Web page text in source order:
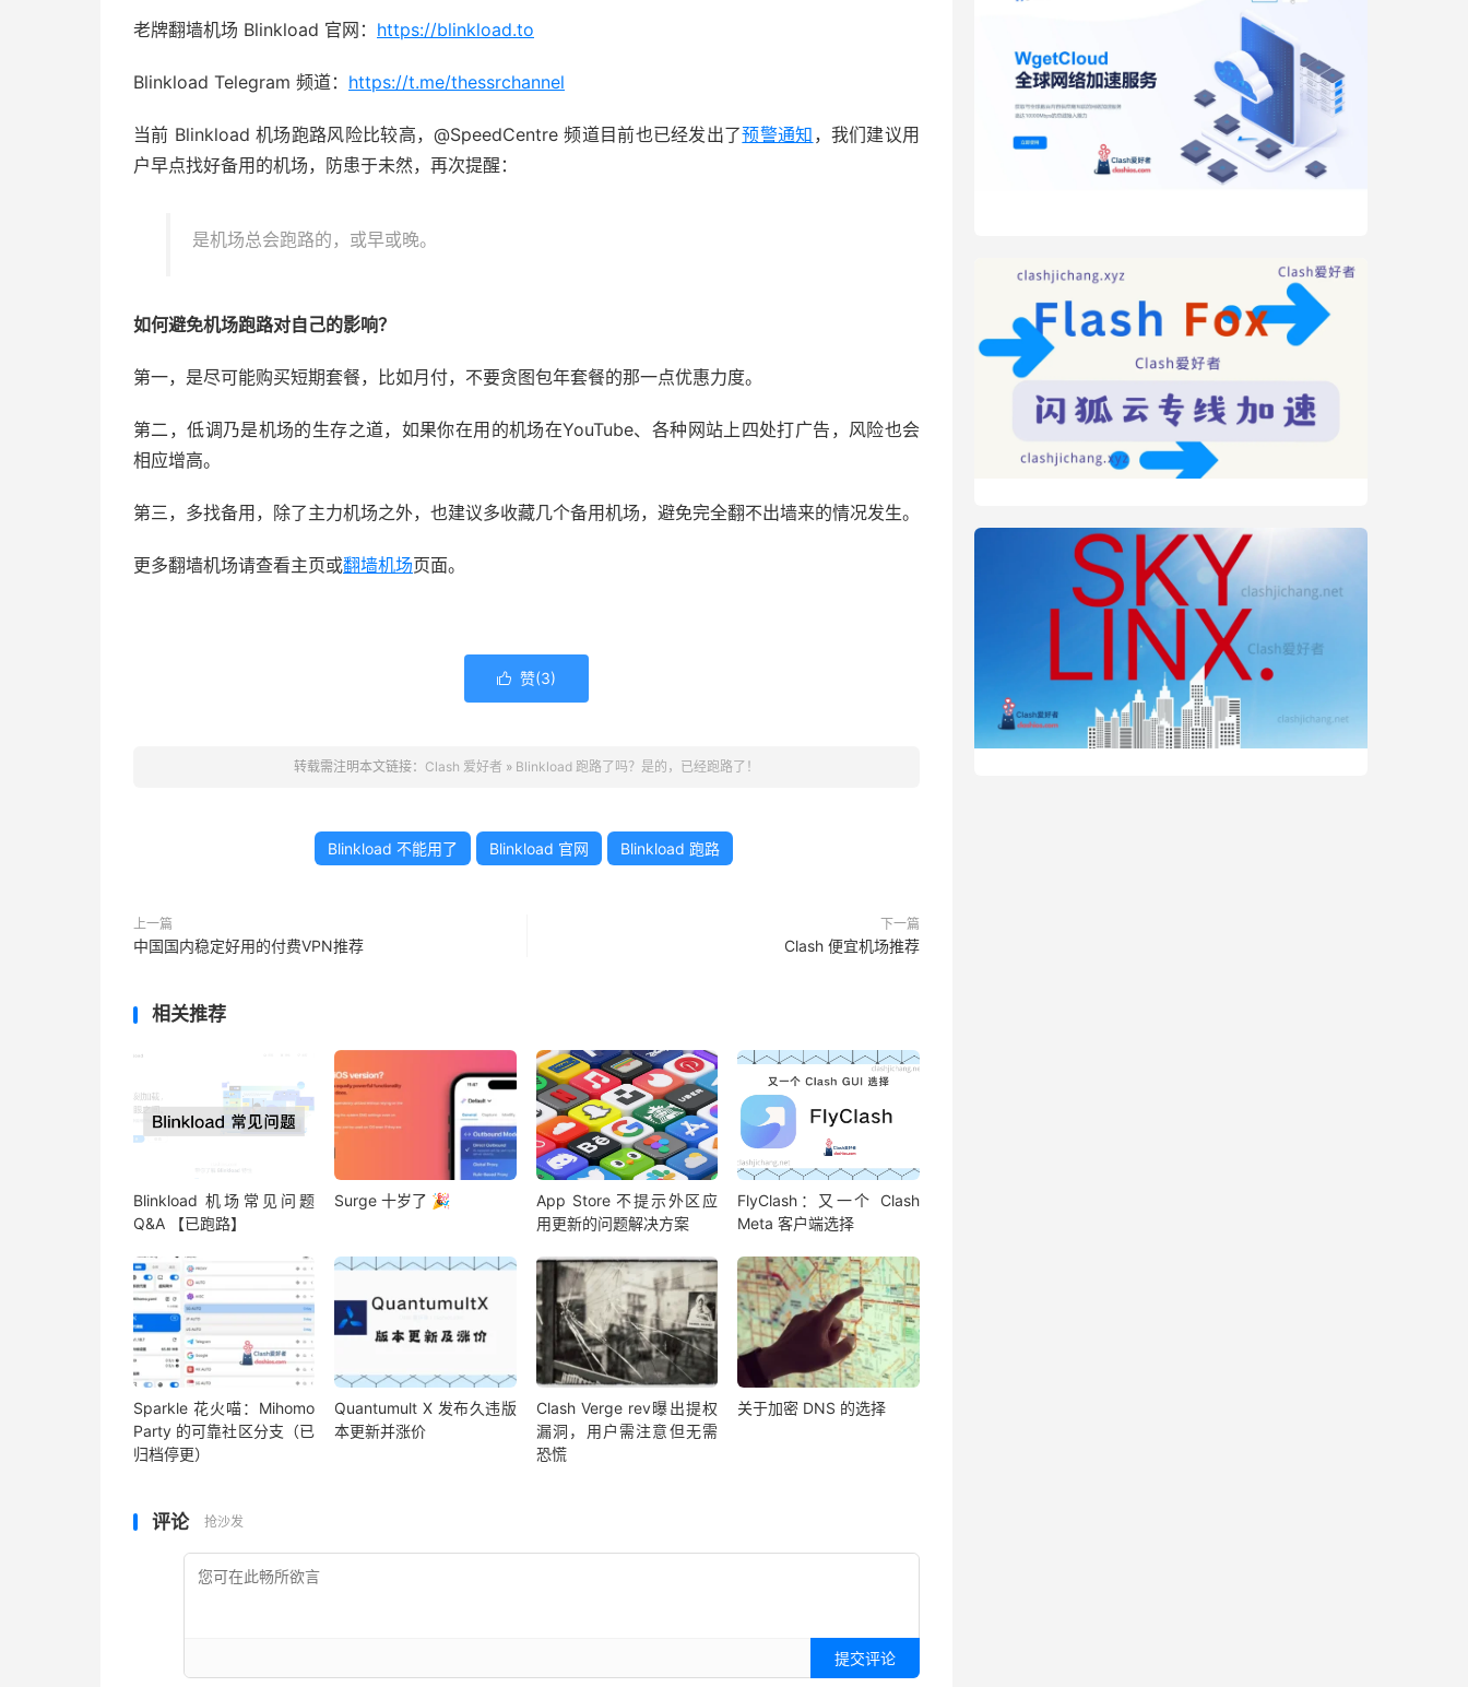
老牌翻墙机场 Blinkload 官网： https://blinkload.to
Blinkload Telegram 频道： https://t.me/thessrchannel
当前 Blinkload 机场跑路风险比较高，@SpeedCentre 频道目前也已经发出了预警通知 ，我们建议用
户早点找好备用的机场，防患于未然，再次提醒：
是机场总会跑路的，或早或晚。
如何避免机场跑路对自己的影响？
第一，是尽可能购买短期套餐，比如月付，不要贪图包年套餐的那一点优惠力度。
第二，低调乃是机场的生存之道，如果你在用的机场在YouTube、各种网站上四处打广告，风险也会
相应增高。
第三，多找备用，除了主力机场之外，也建议多收藏几个备用机场，避免完全翻不出墙来的情况发生。
更多翻墙机场请查看主页或翻墙机场页面。
 赞(3)
转载需注明本文链接： Clash 爱好者 » Blinkload 跑路了吗？是的，已经跑路了！
Blinkload 不能用了 Blinkload 官网 Blinkload 跑路
上一篇
中国国内稳定好用的付费VPN推荐
下一篇
Clash 便宜机场推荐
相关推荐
Blinkload 机场常见问题
Q&A 【已跑路】
Surge 十岁了 🎉
App Store 不提示外区应
用更新的问题解决方案
FlyClash：又一个 Clash
Meta 客户端选择
Sparkle 花火喵：Mihomo
Party 的可靠社区分支（已
归档停更）
Quantumult X 发布久违版
本更新并涨价
Clash Verge rev曝出提权
漏洞，用户需注意但无需
恐慌
关于加密 DNS 的选择
评论 抢沙发
提交评论